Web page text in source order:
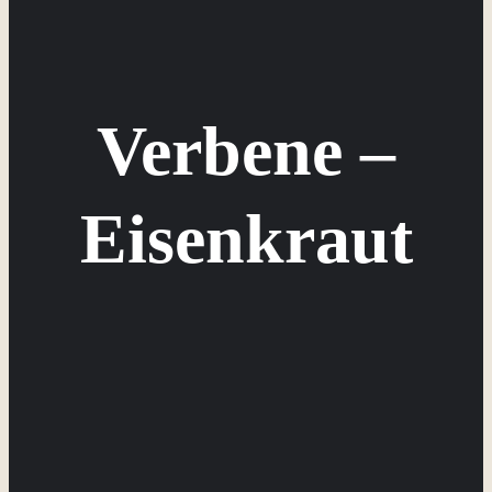
Verbene –
Eisenkraut